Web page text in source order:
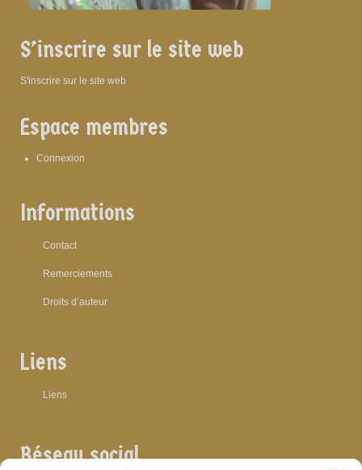
S’inscrire sur le site web
S'inscrire sur le site web
Espace membres
Connexion
Informations
Contact
Remerciements
Droits d’auteur
Liens
Liens
Réseau social